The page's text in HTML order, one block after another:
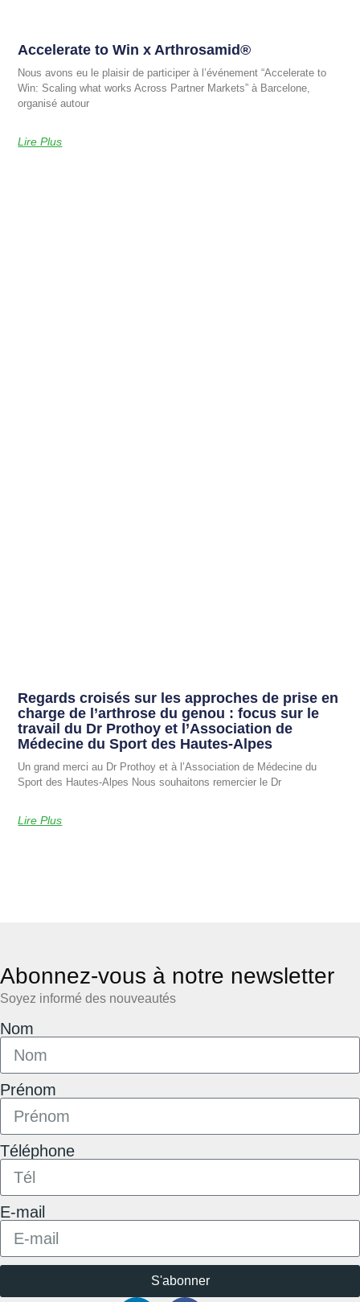
Accelerate to Win x Arthrosamid®
Nous avons eu le plaisir de participer à l’événement “Accelerate to
Win: Scaling what works Across Partner Markets” à Barcelone,
organisé autour
Lire Plus
Regards croisés sur les approches de prise en
charge de l’arthrose du genou : focus sur le
travail du Dr Prothoy et l’Association de
Médecine du Sport des Hautes-Alpes
Un grand merci au Dr Prothoy et à l’Association de Médecine du
Sport des Hautes-Alpes Nous souhaitons remercier le Dr
Lire Plus
Abonnez-vous à notre newsletter
Soyez informé des nouveautés
Nom
Prénom
Téléphone
E-mail
S'abonner